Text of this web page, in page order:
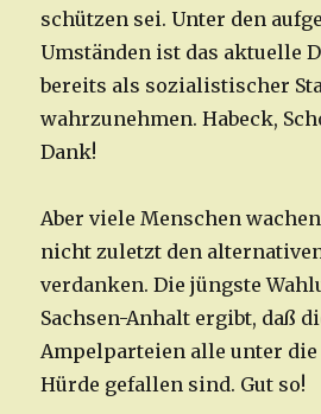
schützen sei. Unter den
Umständen ist das aktuelle
bereits als sozialistischer
wahrzunehmen. Habeck,
Dank!
Aber viele Menschen
nicht zuletzt den
verdanken. Die jüngste
Sachsen-Anhalt ergibt, daß
Ampelparteien alle unter die
Hürde gefallen sind. Gut so!